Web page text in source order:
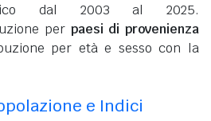
dal 2003 al 2025.
per paesi di provenienza
per età e sesso con la
e Indici